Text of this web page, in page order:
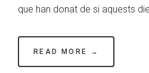
que han donat de si aquests
READ MORE →